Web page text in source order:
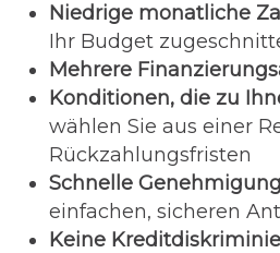
Niedrige monatliche
Ihr Budget
Mehrere
Konditionen, die zu
wählen Sie aus einer
Rückzahlungsfristen
Schnelle
einfachen, sicheren
Keine